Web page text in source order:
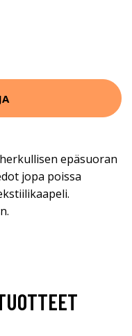
epäsuoran
jopa poissa